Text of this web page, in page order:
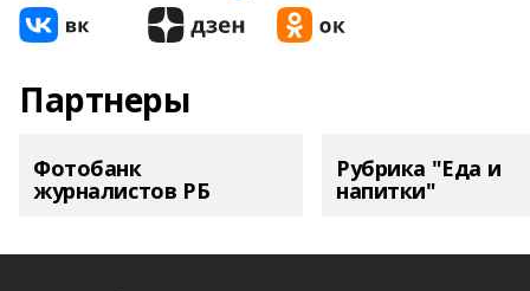
Партнеры
Фотобанк
журналистов РБ
Рубрика "Еда и
напитки"